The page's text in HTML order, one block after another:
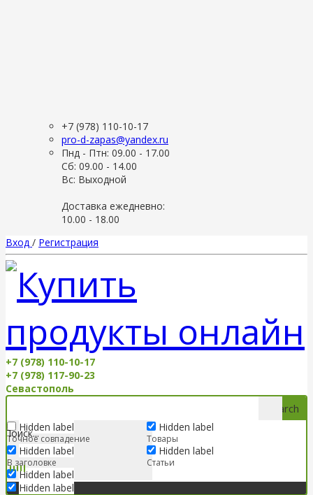
+7 (978) 110-10-17
pro-d-zapas@yandex.ru
Пнд - Птн: 09.00 - 17.00
Сб: 09.00 - 14.00
Вс: Выходной
Доставка ежедневно:
10.00 - 18.00
Вход / Регистрация
+7 (978) 110-10-17
+7 (978) 117-90-23
Севастополь
Search
Hidden label
Точное совпадение
Hidden label
В заголовке
Hidden label
Hidden label
Hidden label
Товары
Hidden label
Статьи